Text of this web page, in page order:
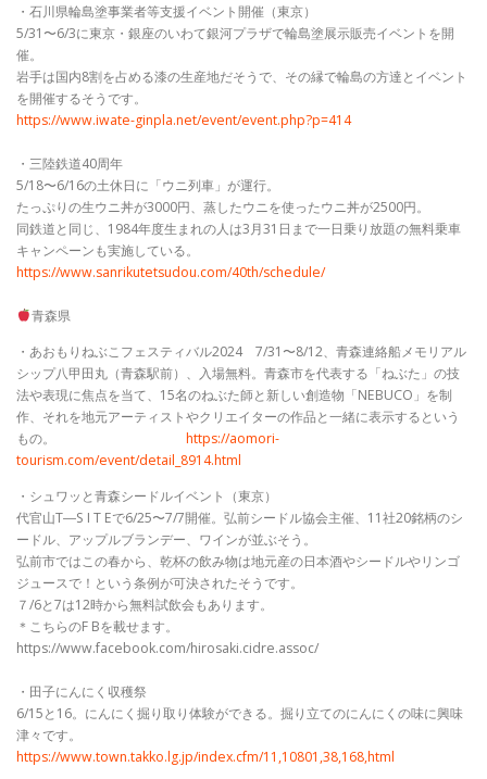
・石川県輪島塗事業者等支援イベント開催（東京）
5/31〜6/3に東京・銀座のいわて銀河プラザで輪島塗展示販売イベントを開
催。
岩手は国内8割を占める漆の生産地だそうで、その縁で輪島の方達とイベント
を開催するそうです。
https://www.iwate-ginpla.net/event/event.php?p=414
・三陸鉄道40周年
5/18〜6/16の土休日に「ウニ列車」が運行。
たっぷりの生ウニ丼が3000円、蒸したウニを使ったウニ丼が2500円。
同鉄道と同じ、1984年度生まれの人は3月31日まで一日乗り放題の無料乗車
キャンペーンも実施している。
https://www.sanrikutetsudou.com/40th/schedule/
青森県
・あおもりねぶこフェスティバル2024 7/31〜8/12、青森連絡船メモリアル
シップ八甲田丸（青森駅前）、入場無料。青森市を代表する「ねぶた」の技
法や表現に焦点を当て、15名のねぶた師と新しい創造物「NEBUCO」を制
作、それを地元アーティストやクリエイターの作品と一緒に表示するという
もの。 https://aomori-
tourism.com/event/detail_8914.html
・シュワッと青森シードルイベント（東京）
代官山T―S I T Eで6/25〜7/7開催。弘前シードル協会主催、11社20銘柄のシ
ードル、アップルブランデー、ワインが並ぶそう。
弘前市ではこの春から、乾杯の飲み物は地元産の日本酒やシードルやリンゴ
ジュースで！という条例が可決されたそうです。
７/6と7は12時から無料試飲会もあります。
＊こちらのF Bを載せます。
https://www.facebook.com/hirosaki.cidre.assoc/
・田子にんにく収穫祭
6/15と16。にんにく掘り取り体験ができる。掘り立てのにんにくの味に興味
津々です。
https://www.town.takko.lg.jp/index.cfm/11,10801,38,168,html